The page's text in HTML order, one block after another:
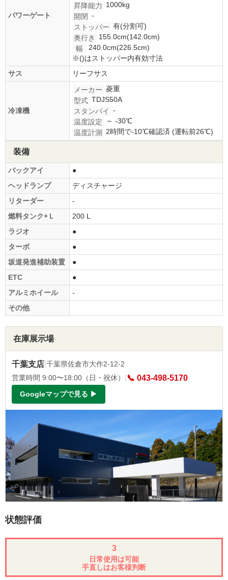
パワーゲート
昇降能力
1000kg
開閉 -
ストッパー 有(分割可)
奥行き
155.0cm(142.0cm)
幅
240.0cm(226.5cm)
※()はストッパー内有効寸法
サス
リーフサス
冷凍機
メーカー 菱重
型式 TDJS50A
スタンバイ -
温度設定
～ -30℃
温度計測
2時間で-10℃確認済 (運転前26℃)
装備
バックアイ
●
ヘッドランプ
ディスチャージ
リターダー
-
燃料タンク+Ｌ
200 L
ラジオ
●
ターボ
●
坂道発進補助装置
●
ETC
●
アルミホイール
-
その他
在庫展示場
千葉支店|千葉県佐倉市大作2-12-2
営業時間 9:00〜18:00（日・祝休） | 📞 043-498-5170
Googleマップで見る ▶
状態評価
3
日常使用は可能
手直しはお客様判断